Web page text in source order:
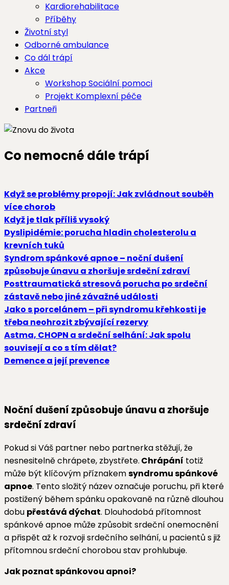
Kardiorehabilitace
Příběhy
Životní styl
Odborné ambulance
Co dál trápí
Akce
Workshop Sociální pomoci
Projekt Komplexní péče
Partneři
Co nemocné dále trápí
Když se problémy propojí: Jak zvládnout souběh
více chorob
Když je tlak příliš vysoký
Dyslipidémie: porucha hladin cholesterolu a
krevních tuků
Syndrom spánkové apnoe –⁠⁠⁠⁠⁠⁠ noční dušení
způsobuje únavu a zhoršuje srdeční zdraví
Posttraumatická stresová porucha po srdeční
zástavě nebo jiné závažné události
Jako s porcelánem – při syndromu křehkosti je
třeba neohrozit zbývající rezervy
Astma, CHOPN a srdeční selhání: Jak spolu
souvisejí a co s tím dělat?
Demence a její prevence
Noční dušení způsobuje únavu a zhoršuje
srdeční zdraví
Pokud si Váš partner nebo partnerka stěžují, že
nesnesitelně chrápete, zbystřete. Chrápání totiž
může být klíčovým příznakemsyndromu spánkové
apnoe. Tento složitý název označuje poruchu, při které
postižený během spánku opakovaně na různě dlouhou
dobu přestává dýchat. Dlouhodobá přítomnost
spánkové apnoe může způsobit srdeční onemocnění
a přispět až k rozvoji srdečního selhání, u pacientů s již
přítomnou srdeční chorobou stav prohlubuje.
Jak poznat spánkovou apnoi?